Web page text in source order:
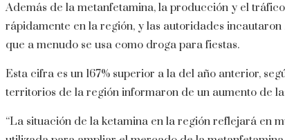
Además de la metanfetamina, la producción y el
rápidamente en la región, y las autoridades
que a menudo se usa como droga para fiestas.
Esta cifra es un 167% superior a la del año anterior,
territorios de la región informaron de un aumento de
“La situación de la ketamina en la región reflejará en